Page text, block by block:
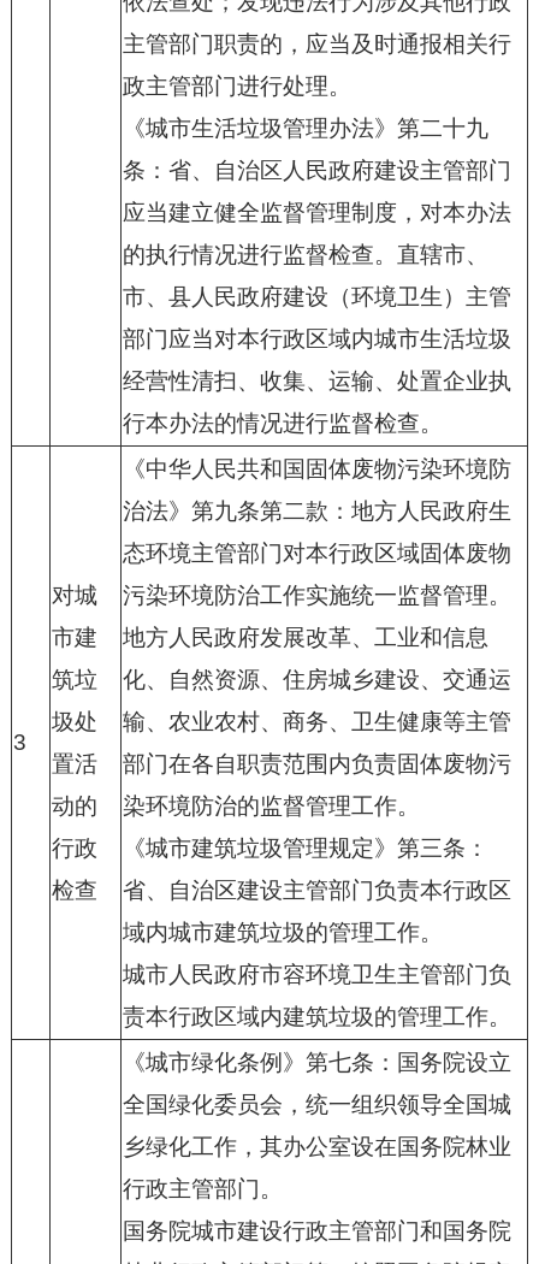
主管部门职责的，应当及时通报相关行
政主管部门进行处理。
《城市生活垃圾管理办法》第二十九
条：省、自治区人民政府建设主管部门
应当建立健全监督管理制度，对本办法
的执行情况进行监督检查。直辖市、
市、县人民政府建设（环境卫生）主管
部门应当对本行政区域内城市生活垃圾
经营性清扫、收集、运输、处置企业执
行本办法的情况进行监督检查。
3
对城
市建
筑垃
圾处
置活
动的
行政
检查
《中华人民共和国固体废物污染环境防
治法》第九条第二款：地方人民政府生
态环境主管部门对本行政区域固体废物
污染环境防治工作实施统一监督管理。
地方人民政府发展改革、工业和信息
化、自然资源、住房城乡建设、交通运
输、农业农村、商务、卫生健康等主管
部门在各自职责范围内负责固体废物污
染环境防治的监督管理工作。
《城市建筑垃圾管理规定》第三条：
省、自治区建设主管部门负责本行政区
域内城市建筑垃圾的管理工作。
城市人民政府市容环境卫生主管部门负
责本行政区域内建筑垃圾的管理工作。
《城市绿化条例》第七条：国务院设立
全国绿化委员会，统一组织领导全国城
乡绿化工作，其办公室设在国务院林业
行政主管部门。
国务院城市建设行政主管部门和国务院